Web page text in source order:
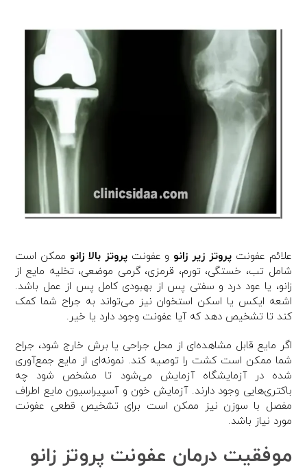
علائم عفونتپروتز زیر زانو و عفونتپروتز بالا زانو ممکن است
شامل تب، خستگی، تورم، قرمزی، گرمی موضعی، تخلیه مایع از
زانو، یا عود درد و سفتی پس از بهبودی کامل پس از عمل باشد.
اشعه ایکس یا اسکن استخوان نیز می‌تواند به جراح شما کمک
کند تا تشخیص دهد که آیا عفونت وجود دارد یا خیر.
اگر مایع قابل مشاهده‌ای از محل جراحی یا برش خارج شود، جراح
شما ممکن است کشت را توصیه کند. نمونه‌ای از مایع جمع‌آوری
شده در آزمایشگاه آزمایش می‌شود تا مشخص شود چه
باکتری‌هایی وجود دارند. آزمایش خون و آسپیراسیون مایع اطراف
مفصل با سوزن نیز ممکن است برای تشخیص قطعی عفونت
مورد نیاز باشد.
موفقیت درمان عفونت پروتز زانو